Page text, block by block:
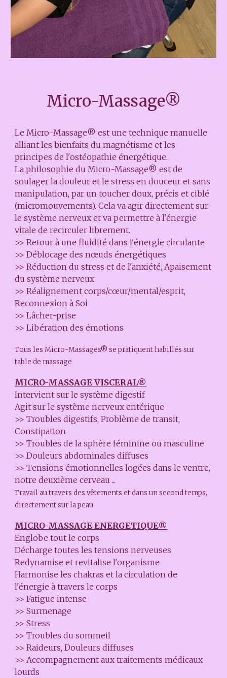
Micro-Massage®
Le Micro-Massage® est une technique manuelle
alliant les bienfaits du magnétisme et les
principes de l'ostéopathie énergétique.
La philosophie du Micro-Massage® est de
soulager la douleur et le stress en douceur et sans
manipulation, par un toucher doux, précis et ciblé
(micromouvements). Cela va agir directement sur
le système nerveux et va permettre à l'énergie
vitale de recirculer librement.
>> Retour à une fluidité dans l'énergie circulante
>> Déblocage des nœuds énergétiques
>> Réduction du stress et de l'anxiété, Apaisement
du système nerveux
>> Réalignement corps/cœur/mental/esprit,
Reconnexion à Soi
>> Lâcher-prise
>> Libération des émotions
Tous les Micro-Massages® se pratiquent habillés sur
table de massage
MICRO-MASSAGE VISCERAL®
Intervient sur le système digestif
Agit sur le système nerveux entérique
>> Troubles digestifs, Problème de transit,
Constipation
>> Troubles de la sphère féminine ou masculine
>> Douleurs abdominales diffuses
>> Tensions émotionnelles logées dans le ventre,
notre deuxième cerveau ...
Travail au travers des vêtements et dans un second temps,
directement sur la peau
MICRO-MASSAGE ENERGETIQUE®
Englobe tout le corps
Décharge toutes les tensions nerveuses
Redynamise et revitalise l'organisme
Harmonise les chakras et la circulation de
l'énergie à travers le corps
>> Fatigue intense
>> Surmenage
>> Stress
>> Troubles du sommeil
>> Raideurs, Douleurs diffuses
>> Accompagnement aux traitements médicaux
lourds